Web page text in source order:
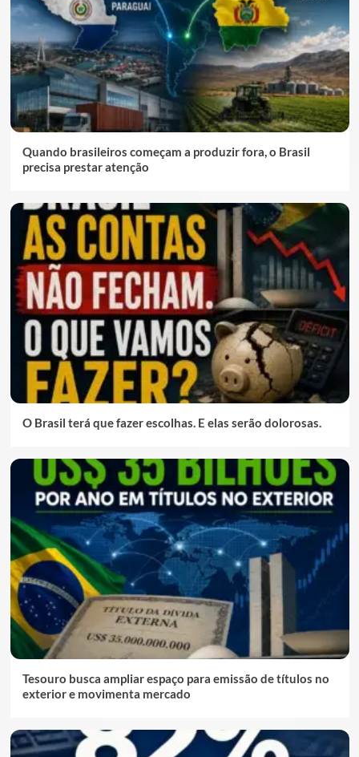
Quando brasileiros começam a produzir fora, o Brasil
precisa prestar atenção
O Brasil terá que fazer escolhas. E elas serão dolorosas.
Tesouro busca ampliar espaço para emissão de títulos no
exterior e movimenta mercado